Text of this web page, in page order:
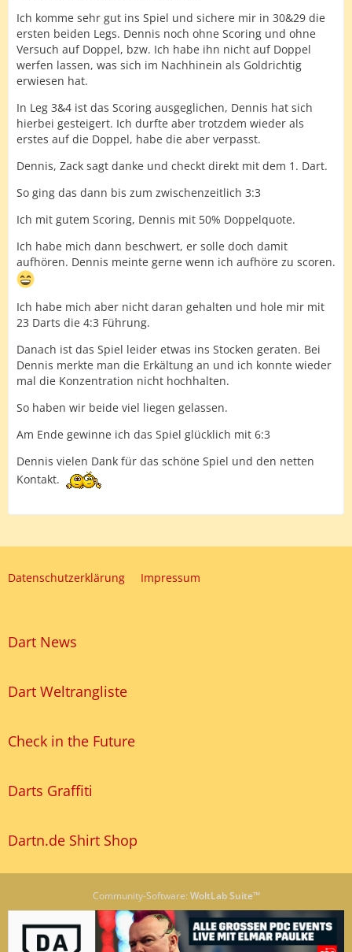
Ich komme sehr gut ins Spiel und sichere mir in 30&29 die
ersten beiden Legs. Dennis noch ohne Scoring und ohne
Versuch auf Doppel, bzw. Ich habe ihn nicht auf Doppel
werfen lassen, was sich im Nachhinein als Goldrichtig
erwiesen hat.
In Leg 3&4 ist das Scoring ausgeglichen, Dennis hat sich
hierbei gesteigert. Ich durfte aber trotzdem wieder als
erstes auf die Doppel, habe die aber verpasst.
Dennis, Zack sagt danke und checkt direkt mit dem 1. Dart.
So ging das dann bis zum zwischenzeitlich 3:3
Ich mit gutem Scoring, Dennis mit 50% Doppelquote.
Ich habe mich dann beschwert, er solle doch damit
aufhören. Dennis meinte gerne wenn ich aufhöre zu scoren.
Ich habe mich aber nicht daran gehalten und hole mir mit
23 Darts die 4:3 Führung.
Danach ist das Spiel leider etwas ins Stocken geraten. Bei
Dennis merkte man die Erkältung an und ich konnte wieder
mal die Konzentration nicht hochhalten.
So haben wir beide viel liegen gelassen.
Am Ende gewinne ich das Spiel glücklich mit 6:3
Dennis vielen Dank für das schöne Spiel und den netten
Kontakt.
Datenschutzerklärung Impressum
Dart News
Dart Weltrangliste
Check in the Future
Darts Graffiti
Dartn.de Shirt Shop
Community-Software: WoltLab Suite™